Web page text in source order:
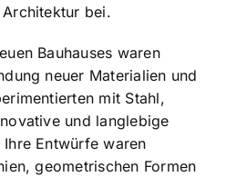
bei.
Bauhauses waren
neuer Materialien und
mit Stahl,
und langlebige
Entwürfe waren
geometrischen Formen